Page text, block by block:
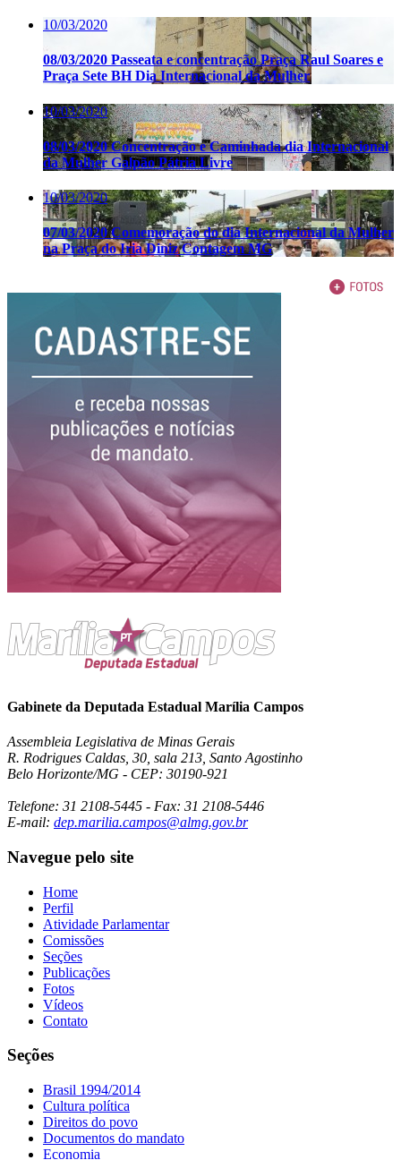
10/03/2020
08/03/2020 Passeata e concentração Praça Raul Soares e
Praça Sete BH Dia Internacional da Mulher
10/03/2020
08/03/2020 Concentração e Caminhada dia Internacional
da Mulher Galpão Pátria Livre
10/03/2020
07/03/2020 Comemoração do dia Internacional da Mulher
na Praça do Iria Diniz Contagem MG
Gabinete da Deputada Estadual Marília Campos
Assembleia Legislativa de Minas Gerais
R. Rodrigues Caldas, 30, sala 213, Santo Agostinho
Belo Horizonte/MG - CEP: 30190-921
Telefone: 31 2108-5445 - Fax: 31 2108-5446
E-mail: dep.marilia.campos@almg.gov.br
Navegue pelo site
Home
Perfil
Atividade Parlamentar
Comissões
Seções
Publicações
Fotos
Vídeos
Contato
Seções
Brasil 1994/2014
Cultura política
Direitos do povo
Documentos do mandato
Economia